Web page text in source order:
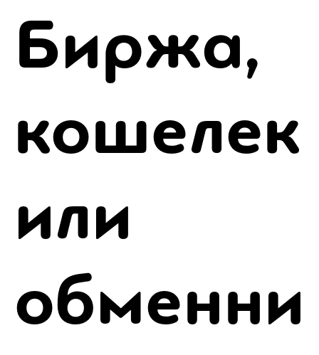
Биржа,
кошелек
или
обменни